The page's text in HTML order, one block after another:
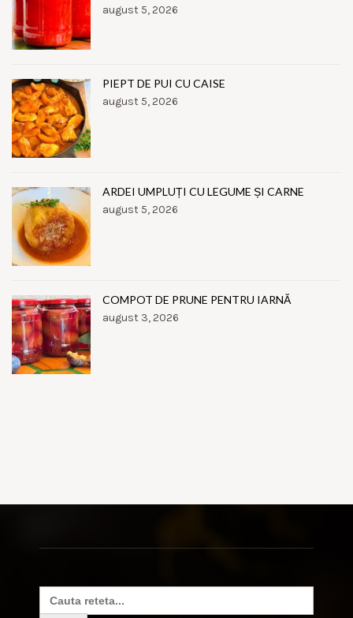
august 5, 2026
PIEPT DE PUI CU CAISE
august 5, 2026
ARDEI UMPLUȚI CU LEGUME ȘI CARNE
august 5, 2026
COMPOT DE PRUNE PENTRU IARNĂ
august 3, 2026
Search
for: